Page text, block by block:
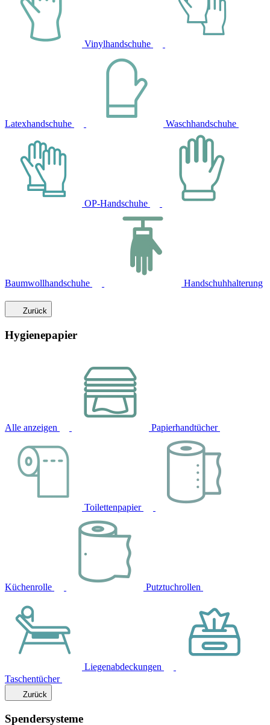
Vinylhandschuhe
Latexhandschuhe Waschhandschuhe
OP-Handschuhe
Baumwollhandschuhe Handschuhhalterung
Zurück
Hygienepapier
Alle anzeigen Papierhandtücher
Toilettenpapier
Küchenrolle Putztuchrollen
Liegenabdeckungen
Taschentücher
Zurück
Spendersysteme